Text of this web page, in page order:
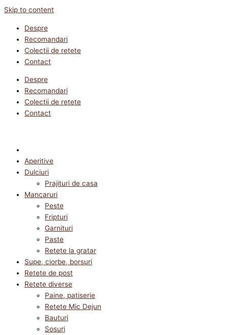
Skip to content
Despre
Recomandari
Colectii de retete
Contact
Despre
Recomandari
Colectii de retete
Contact
Aperitive
Dulciuri
Prajituri de casa
Mancaruri
Peste
Fripturi
Garnituri
Paste
Retete la gratar
Supe, ciorbe, borsuri
Retete de post
Retete diverse
Paine, patiserie
Retete Mic Dejun
Bauturi
Sosuri